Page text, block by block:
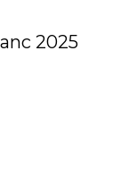
2025